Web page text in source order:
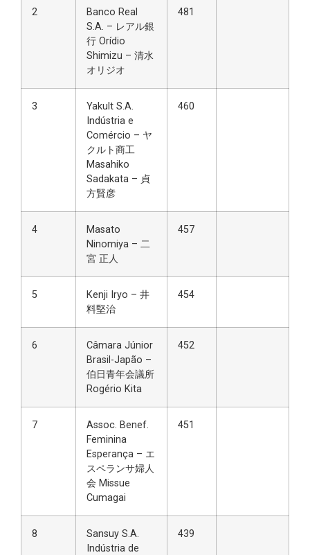
2
Banco Real
S.A. – レアル銀
行 Orídio
Shimizu – 清水
オリジオ
481
3
Yakult S.A.
Indústria e
Comércio – ヤ
クルト商工
Masahiko
Sadakata – 貞
方賢彦
460
4
Masato
Ninomiya – 二
宮 正人
457
5
Kenji Iryo – 井
料堅治
454
6
Câmara Júnior
Brasil-Japão –
伯日青年会議所
Rogério Kita
452
7
Assoc. Benef.
Feminina
Esperança – エ
スペランサ婦人
会 Missue
Cumagai
451
8
Sansuy S.A.
Indústria de
439